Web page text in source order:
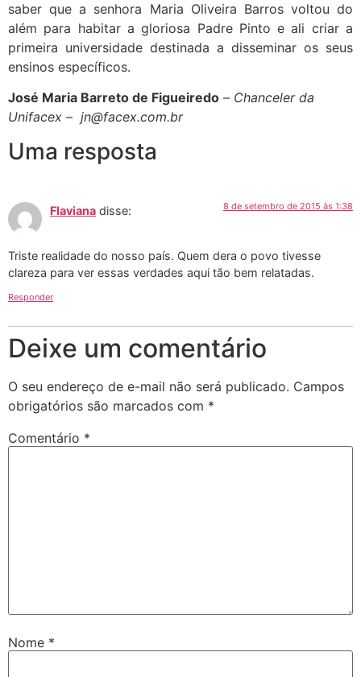
saber que a senhora Maria Oliveira Barros voltou do
além para habitar a gloriosa Padre Pinto e ali criar a
primeira universidade destinada a disseminar os seus
ensinos específicos.
José Maria Barreto de Figueiredo – Chanceler da
Unifacex – jn@facex.com.br
Uma resposta
Flaviana disse: 8 de setembro de 2015 às 1:38
Triste realidade do nosso país. Quem dera o povo tivesse
clareza para ver essas verdades aqui tão bem relatadas.
Responder
Deixe um comentário
O seu endereço de e-mail não será publicado. Campos
obrigatórios são marcados com *
Comentário *
Nome *